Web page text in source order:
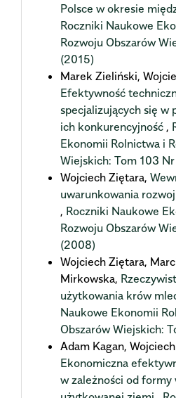
Polsce w okresie
Roczniki Naukowe
Rozwoju Obszarów
(2015)
Marek Zieliński,
Efektywność
specjalizujących się w
ich konkurencyjność ,
Ekonomii Rolnictwa i
Wiejskich: Tom 103
Wojciech Ziętara,
uwarunkowania
, Roczniki Naukowe
Rozwoju Obszarów
(2008)
Wojciech Ziętara,
Mirkowska,
użytkowania krów
Naukowe Ekonomii
Obszarów Wiejskich:
Adam Kagan,
Ekonomiczna
w zależności od formy